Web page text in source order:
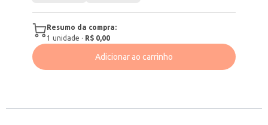
Resumo da compra:
1 unidade · R$ 0,00
Adicionar ao carrinho